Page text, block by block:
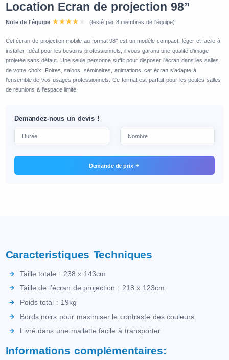
Location Ecran de projection 98’’
Note de l'équipe (testé par 8 membres de l'équipe)
Cet écran de projection mobile au format 98’’ est un modèle compact, léger et facile à
installer. Idéal pour les besoins professionnels, il vous garanti une qualité d’image
projetée sans défaut. Une seule personne suffit pour disposer l’écran dans les salles
de votre choix. Foires, salons, séminaires, animations, cet écran s’adapte à
l’ensemble de vos usages professionnels. Ce format est parfait pour les petites salles
de réunions à l’espace limité.
Demandez-nous un devis !
Demande de prix
Caracteristiques Techniques
Taille totale : 238 x 143cm
Taille de l’écran de projection : 218 x 123cm
Poids total : 19kg
Bords noirs pour maximiser le contraste des couleurs
Livré dans une mallette facile à transporter
Informations complémentaires: